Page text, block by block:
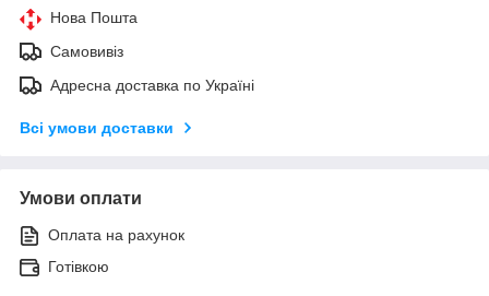
Нова Пошта
Самовивіз
Адресна доставка по Україні
Всі умови доставки
Умови оплати
Оплата на рахунок
Готівкою